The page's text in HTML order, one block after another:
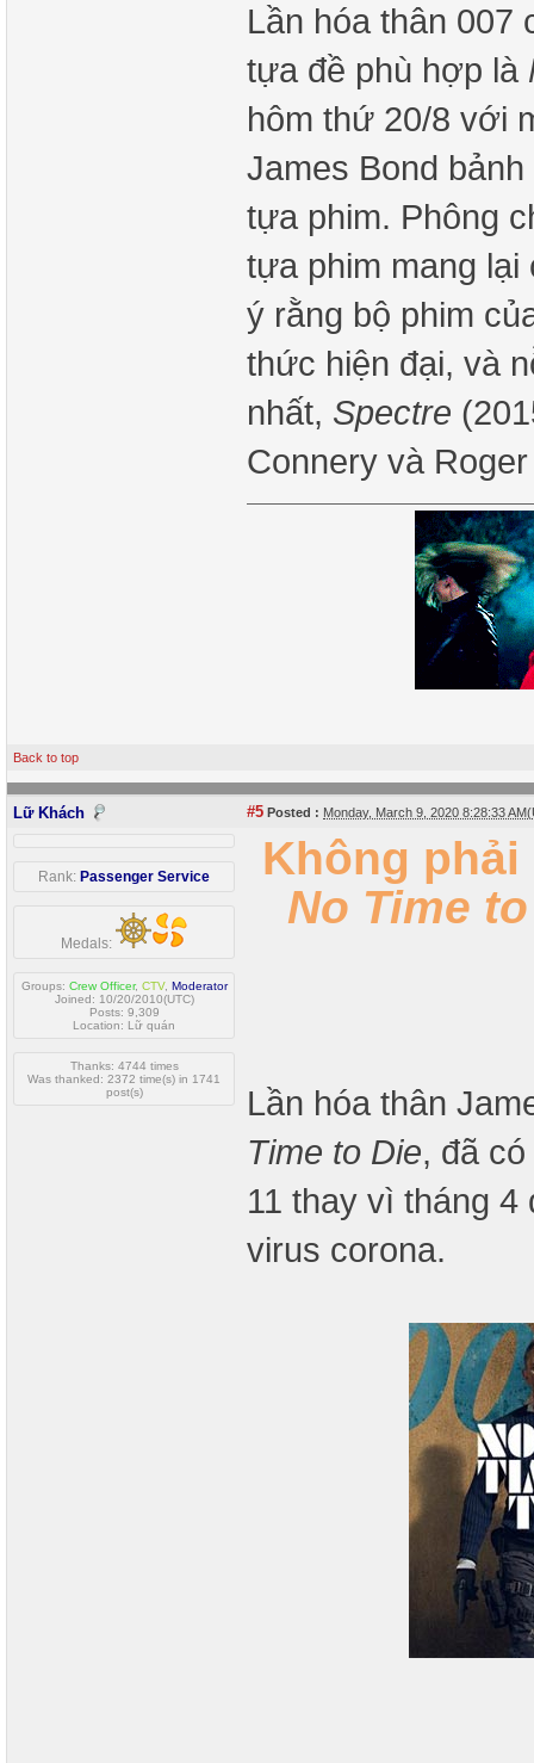
Lần hóa thân 007
tựa đề phù hợp là
hôm thứ 20/8 với
James Bond
tựa phim. Phông
tựa phim mang
ý rằng bộ phim
thức hiện đại, và
nhất, Spectre
Connery và
Back to top
Lữ Khách #5 Posted : Monday, March 9, 2020 8:28:33
Rank: Passenger Service
Medals:
Groups: Crew Officer, CTV, Moderator
Joined: 10/20/2010(UTC)
Posts: 9,309
Location: Lữ quán
Thanks: 4744 times
Was thanked: 2372 time(s) in 1741
post(s)
Không
No Time
Lần hóa thân
Time to Die, đã
11 thay vì tháng
virus corona.